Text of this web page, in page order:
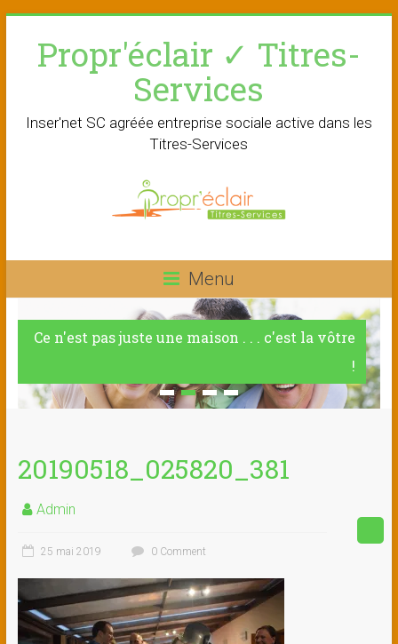
contentPropr'éclair ✓ Titres-
Services
Inser'net SC agréée entreprise sociale active dans les
Titres-Services
Menu
Ce n'est pas juste une maison . . . c'est la vôtre
!
20190518_025820_381
Admin
25 mai 2019 0 Comment